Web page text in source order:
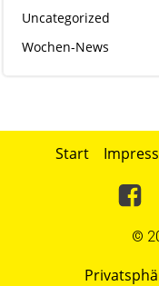
Uncategorized
Wochen-News
©
Start